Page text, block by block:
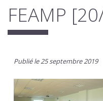
FEAMP
Publié le 25 septembre 2019